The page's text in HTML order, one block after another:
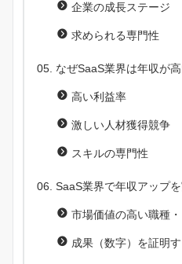
企業の成長ステージ
求められる専門性
なぜSaaS業界は年収が
高い利益率
激しい人材獲得競争
スキルの専門性
SaaS業界で年収アップ
市場価値の高い職種
成果（数字）を証明す